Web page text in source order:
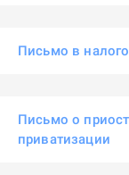
Письмо в
Письмо о
приватизации